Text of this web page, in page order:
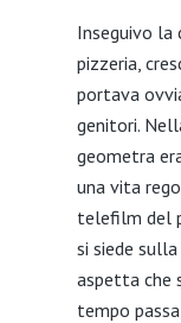
Inseguivo la
pizzeria,
portava
genitori.
geometra
una vita
telefilm del
si siede
aspetta che
tempo